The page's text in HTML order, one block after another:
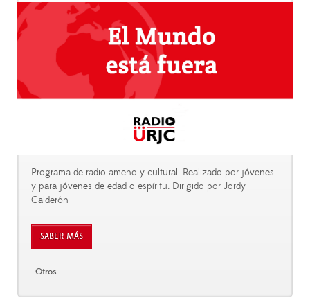
Programa de radio ameno y cultural. Realizado por jóvenes
y para jóvenes de edad o espíritu. Dirigido por Jordy
Calderón
SABER MÁS
Otros